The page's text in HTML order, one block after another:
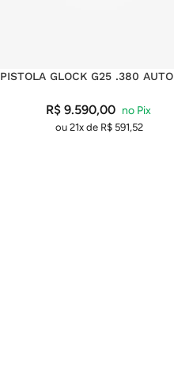
PISTOLA GLOCK G25 .380 AUTO
R$ 9.590,00
ou 21x de R$591,52